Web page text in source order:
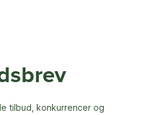
tilbud, konkurrencer og